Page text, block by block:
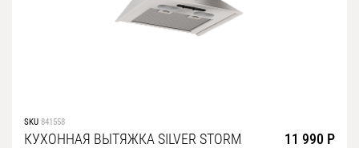
SKU 841558
КУХОННАЯ ВЫТЯЖКА SILVER STORM 11 990 Р